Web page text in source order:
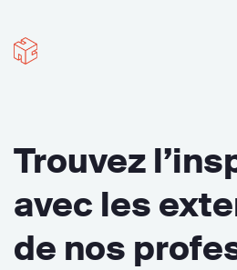
Trouvez
avec les
de nos